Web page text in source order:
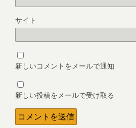
サイト
新しいコメントをメールで通知
新しい投稿をメールで受け取る